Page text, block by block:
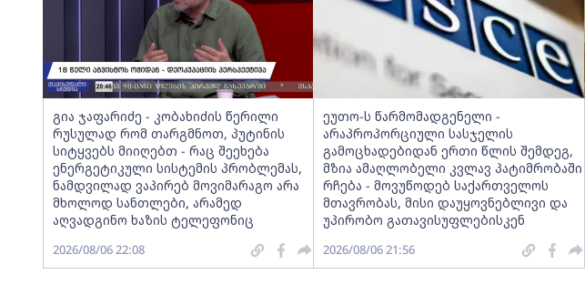
გია ჯაფარიძე - კობახიძის წერილი
რუსულად რომ თარგმნოთ, პუტინის
სიტყვებს მიიღებთ - რაც შეეხება
ენერგეტიკული სისტემის პრობლემას,
ნამდვილად ვაპირებ მოვიმარაგო არა
მხოლოდ სანთლები, არამედ
აღვადგინო ხაზის ტელეფონიც
2026/08/06 22:08
ეუთო-ს წარმომადგენელი -
არაპროპორციული სასჯელის
გამოცხადებიდან ერთი წლის შემდეგ,
მზია ამაღლობელი კვლავ პატიმრობაში
რჩება - მოვუწოდებ საქართველოს
მთავრობას, მისი დაუყოვნებლივი და
უპირობო გათავისუფლებისკენ
2026/08/06 21:56